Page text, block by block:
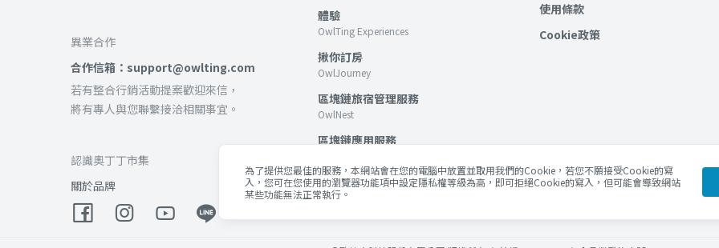
異業合作
合作信箱：support@owlting.com
若有整合行銷活動提案歡迎來信，
將有專人與您聯繫接洽相關事宜。
認識奧丁丁市集
關於品牌
體驗
OwlTing Experiences
揪你訂房
OwlJourney
區塊鏈旅宿管理服務
OwlNest
區塊鏈應用服務
客棧
OwlTing Blog
使用條款
Cookie政策
為了提供您最佳的服務，本網站會在您的電腦中放置並取用我們的Cookie，若您不願接受Cookie的寫
入，您可在您使用的瀏覽器功能項中設定隱私權等級為高，即可拒絕Cookie的寫入，但可能會導致網站
某些功能無法正常執行。